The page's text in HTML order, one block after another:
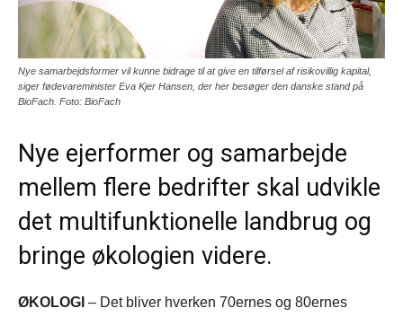
Nye samarbejdsformer vil kunne bidrage til at give en tilførsel af risikovillig kapital,
siger fødevareminister Eva Kjer Hansen, der her besøger den danske stand på
BioFach. Foto: BioFach
Nye ejerformer og samarbejde
mellem flere bedrifter skal udvikle
det multifunktionelle landbrug og
bringe økologien videre.
ØKOLOGI – Det bliver hverken 70ernes og 80ernes